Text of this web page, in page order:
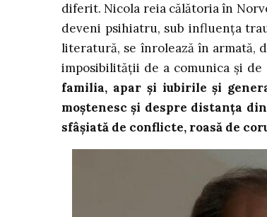
diferit. Nicola reia călătoria în
deveni psihiatru, sub influența
literatură, se înrolează în armată,
imposibilității de a comunica și
familia, apar și iubirile și
moștenesc și despre distanța
sfâșiată de conflicte, roasă de